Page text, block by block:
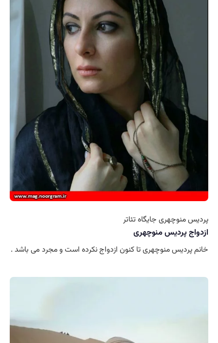
پردیس منوچهری جایگاه تئاتر
ازدواج پردیس منوچهری
خانم پردیس منوچهری تا کنون ازدواج نکرده است و مجرد می باشد .